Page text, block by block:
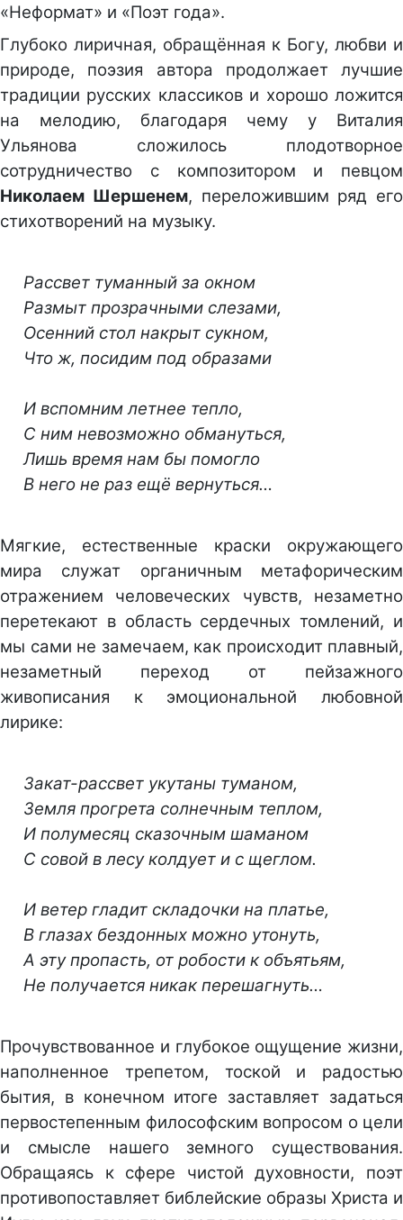
«Неформат» и «Поэт года».
Глубоко лиричная, обращённая к Богу, любви и
природе, поэзия автора продолжает лучшие
традиции русских классиков и хорошо ложится
на мелодию, благодаря чему у Виталия
Ульянова сложилось плодотворное
сотрудничество с композитором и певцом
Николаем Шершенем, переложившим ряд его
стихотворений на музыку.
Рассвет туманный за окном
Размыт прозрачными слезами,
Осенний стол накрыт сукном,
Что ж, посидим под образами
И вспомним летнее тепло,
С ним невозможно обмануться,
Лишь время нам бы помогло
В него не раз ещё вернуться…
Мягкие, естественные краски окружающего
мира служат органичным метафорическим
отражением человеческих чувств, незаметно
перетекают в область сердечных томлений, и
мы сами не замечаем, как происходит плавный,
незаметный переход от пейзажного
живописания к эмоциональной любовной
лирике:
Закат-рассвет укутаны туманом,
Земля прогрета солнечным теплом,
И полумесяц сказочным шаманом
С совой в лесу колдует и с щеглом.
И ветер гладит складочки на платье,
В глазах бездонных можно утонуть,
А эту пропасть, от робости к объятьям,
Не получается никак перешагнуть…
Прочувствованное и глубокое ощущение жизни,
наполненное трепетом, тоской и радостью
бытия, в конечном итоге заставляет задаться
первостепенным философским вопросом о цели
и смысле нашего земного существования.
Обращаясь к сфере чистой духовности, поэт
противопоставляет библейские образы Христа и